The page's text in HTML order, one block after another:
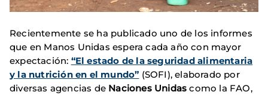
Recientemente se ha publicado uno de los informes
que en Manos Unidas espera cada año con mayor
expectación: “El estado de la seguridad alimentaria
y la nutrición en el mundo” (SOFI), elaborado por
diversas agencias de Naciones Unidascomo la FAO,